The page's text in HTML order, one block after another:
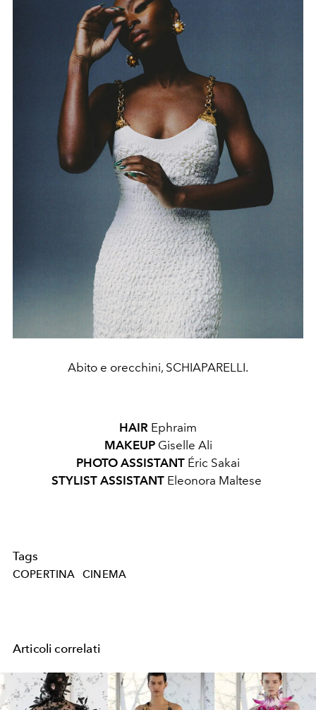
Abito e orecchini, SCHIAPARELLI.
HAIR Ephraim
MAKEUP Giselle Ali
PHOTO ASSISTANT Éric Sakai
STYLIST ASSISTANT Eleonora Maltese
Tags
COPERTINA CINEMA
Articoli correlati